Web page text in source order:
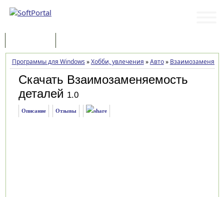
Программы для Windows »Хобби, увлечения »Авто»
Скачать Взаимозаменяемость
деталей 1.0
Описание Отзывы